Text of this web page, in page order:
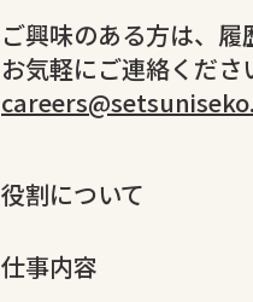
ご興味のある方は、
お気軽にご連絡くださ
役割について
仕事内容